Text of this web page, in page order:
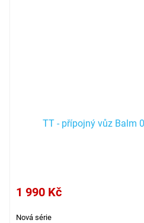
TT - přípojný vůz Balm
1 990 Kč
Nová série